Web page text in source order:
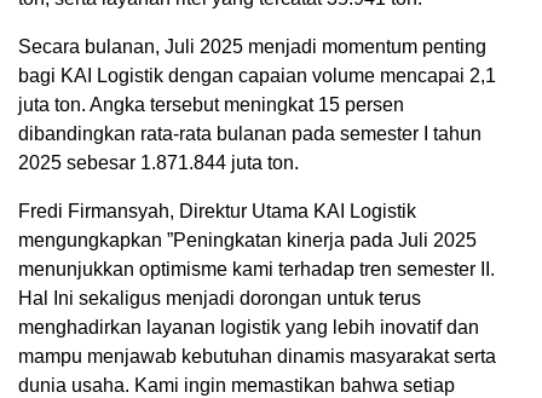
Secara bulanan, Juli 2025 menjadi momentum penting
bagi KAI Logistik dengan capaian volume mencapai 2,1
juta ton. Angka tersebut meningkat 15 persen
dibandingkan rata-rata bulanan pada semester I tahun
2025 sebesar 1.871.844 juta ton.
Fredi Firmansyah, Direktur Utama KAI Logistik
mengungkapkan ”Peningkatan kinerja pada Juli 2025
menunjukkan optimisme kami terhadap tren semester II.
Hal Ini sekaligus menjadi dorongan untuk terus
menghadirkan layanan logistik yang lebih inovatif dan
mampu menjawab kebutuhan dinamis masyarakat serta
dunia usaha. Kami ingin memastikan bahwa setiap